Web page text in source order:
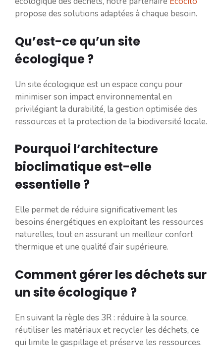
propose des solutions adaptées à chaque besoin.
Qu’est-ce qu’un site
écologique ?
Un site écologique est un espace conçu pour
minimiser son impact environnemental en
privilégiant la durabilité, la gestion optimisée des
ressources et la protection de la biodiversité locale.
Pourquoi l’architecture
bioclimatique est-elle
essentielle ?
Elle permet de réduire significativement les
besoins énergétiques en exploitant les ressources
naturelles, tout en assurant un meilleur confort
thermique et une qualité d’air supérieure.
Comment gérer les déchets sur
un site écologique ?
En suivant la règle des 3R : réduire à la source,
réutiliser les matériaux et recycler les déchets, ce
qui limite le gaspillage et préserve les ressources.